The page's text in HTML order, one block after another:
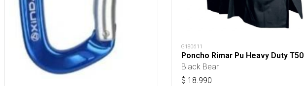
G180611
Poncho Rimar Pu Heavy Duty T50
Black Bear
$ 18.990